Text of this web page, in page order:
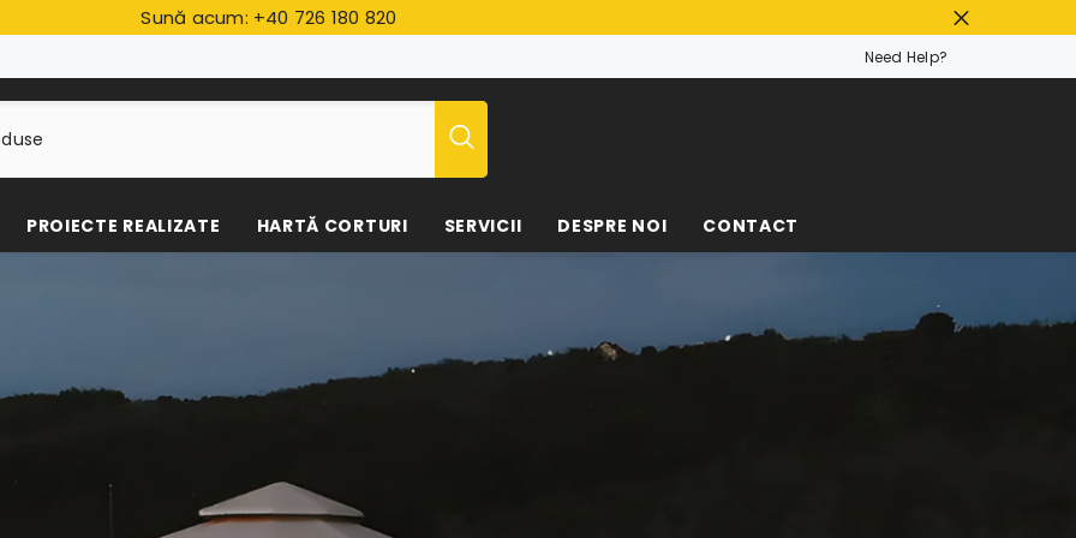
Sună acum: +40 726 180 820
Need Help?
PROIECTE REALIZATE HARTĂ CORTURI SERVICII DESPRE NOI CONTACT